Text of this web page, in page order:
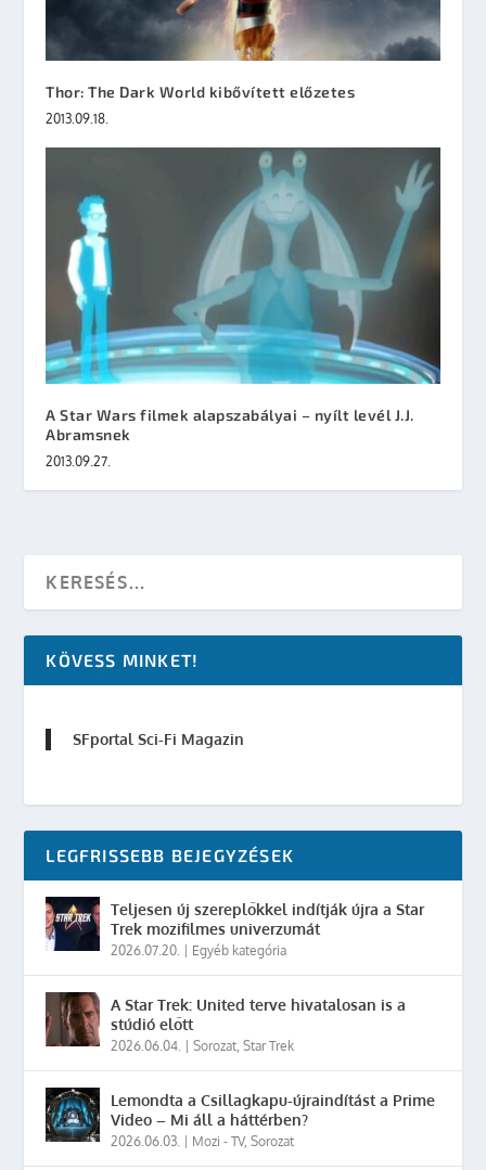
Thor: The Dark World kibővített előzetes
2013.09.18.
A Star Wars filmek alapszabályai – nyílt levél J.J.
Abramsnek
2013.09.27.
KÖVESS MINKET!
SFportal Sci-Fi Magazin
LEGFRISSEBB BEJEGYZÉSEK
Teljesen új szereplőkkel indítják újra a Star
Trek mozifilmes univerzumát
2026.07.20. Egyéb kategória
A Star Trek: United terve hivatalosan is a
stúdió előtt
2026.06.04. |Sorozat,Star Trek
Lemondta a Csillagkapu-újraindítást a Prime
Video – Mi áll a háttérben?
2026.06.03. Mozi - TV,Sorozat